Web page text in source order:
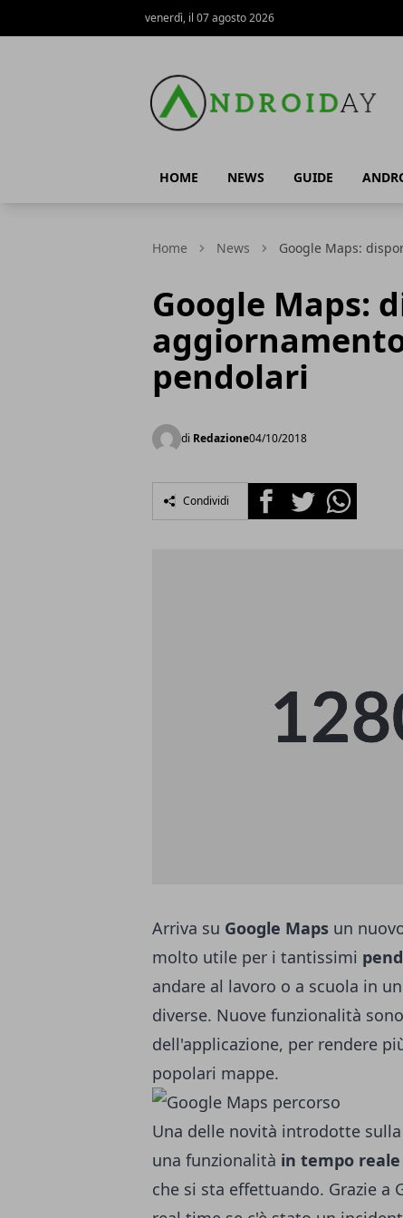
venerdì, il 07 agosto 2026
HOME NEWS GUIDE
Home News Google Maps:
Google Maps:
pendolari
di Redazione04/10/2018
Condividi FacebookTwitterWhatsapp
Arriva su Google Maps un
molto utile per i tantissimi
andare al lavoro o a scuola in
diverse. Nuove funzionalità
dell'applicazione, per rendere
popolari mappe.
Una delle novità introdotte
una funzionalità in tempo reale
che si sta effettuando. Grazie a